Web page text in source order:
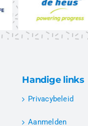
Handige links
Privacybeleid
Aanmelden